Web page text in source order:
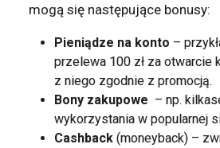
mogą się następujące bonusy:
Pieniądze na konto –
przelewa 100 zł za otwarcie
z niego zgodnie z promocją.
Bony zakupowe – np.
wykorzystania w popularnej
Cashback (moneyback) –